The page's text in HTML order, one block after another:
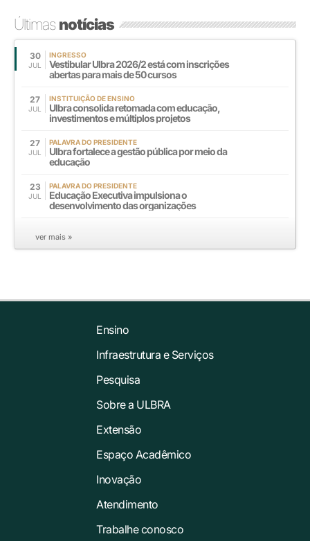
Últimasnotícias
30
JUL
INGRESSO
Vestibular Ulbra 2026/2 está com inscrições
abertas para mais de 50 cursos
27
JUL
INSTITUIÇÃO DE ENSINO
Ulbra consolida retomada com educação,
investimentos e múltiplos projetos
27
JUL
PALAVRA DO PRESIDENTE
Ulbra fortalece a gestão pública por meio da
educação
23
JUL
PALAVRA DO PRESIDENTE
Educação Executiva impulsiona o
desenvolvimento das organizações
ver mais »
Ensino
Infraestrutura e Serviços
Pesquisa
Sobre a ULBRA
Extensão
Espaço Acadêmico
Inovação
Atendimento
Trabalhe conosco